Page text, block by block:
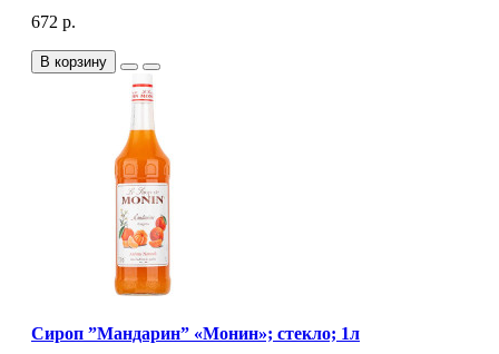
672 р.
В корзину
Сироп ”Мандарин” «Монин»; стекло; 1л